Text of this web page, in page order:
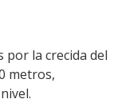
por la crecida del
metros,